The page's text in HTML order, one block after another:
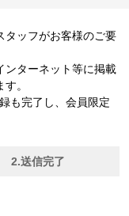
タッフがお客様のご要
ンターネット等に掲載
。
も完了し、会員限定
2.送信完了